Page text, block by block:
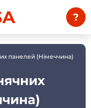
?
панелей (Німеччина)